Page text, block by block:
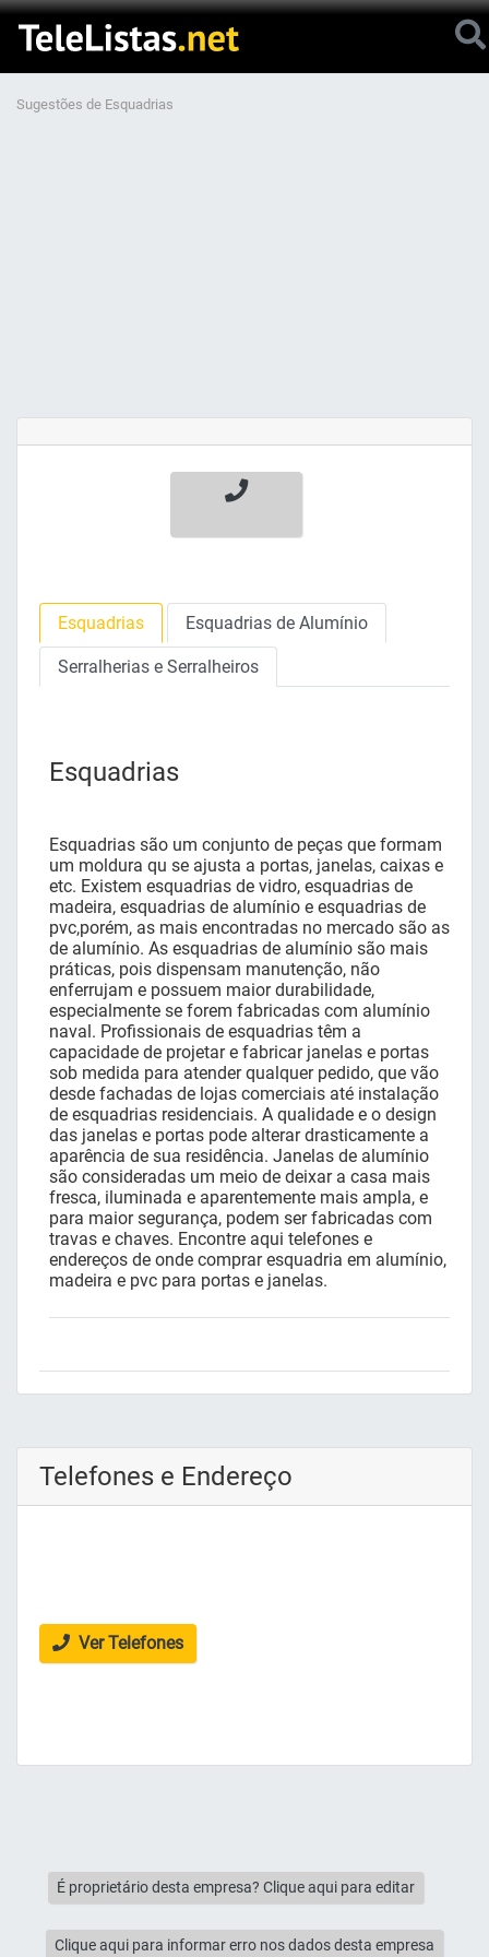
Sugestões de Esquadrias
Esquadrias Esquadrias de Alumínio
Serralherias e Serralheiros
Esquadrias
Esquadrias são um conjunto de peças que formam
um moldura qu se ajusta a portas, janelas, caixas e
etc. Existem esquadrias de vidro, esquadrias de
madeira, esquadrias de alumínio e esquadrias de
pvc,porém, as mais encontradas no mercado são as
de alumínio. As esquadrias de alumínio são mais
práticas, pois dispensam manutenção, não
enferrujam e possuem maior durabilidade,
especialmente se forem fabricadas com alumínio
naval. Profissionais de esquadrias têm a
capacidade de projetar e fabricar janelas e portas
sob medida para atender qualquer pedido, que vão
desde fachadas de lojas comerciais até instalação
de esquadrias residenciais. A qualidade e o design
das janelas e portas pode alterar drasticamente a
aparência de sua residência. Janelas de alumínio
são consideradas um meio de deixar a casa mais
fresca, iluminada e aparentemente mais ampla, e
para maior segurança, podem ser fabricadas com
travas e chaves. Encontre aqui telefones e
endereços de onde comprar esquadria em alumínio,
madeira e pvc para portas e janelas.
Telefones e Endereço
Ver Telefones
É proprietário desta empresa? Clique aqui para editar
Clique aqui para informar erro nos dados desta empresa